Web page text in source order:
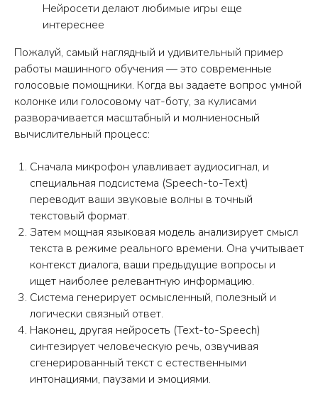
Нейросети делают любимые игры еще
интереснее
Пожалуй, самый наглядный и удивительный пример
работы машинного обучения — это современные
голосовые помощники. Когда вы задаете вопрос умной
колонке или голосовому чат-боту, за кулисами
разворачивается масштабный и молниеносный
вычислительный процесс:
Сначала микрофон улавливает аудиосигнал, и
специальная подсистема (Speech-to-Text)
переводит ваши звуковые волны в точный
текстовый формат.
Затем мощная языковая модель анализирует смысл
текста в режиме реального времени. Она учитывает
контекст диалога, ваши предыдущие вопросы и
ищет наиболее релевантную информацию.
Система генерирует осмысленный, полезный и
логически связный ответ.
Наконец, другая нейросеть (Text-to-Speech)
синтезирует человеческую речь, озвучивая
сгенерированный текст с естественными
интонациями, паузами и эмоциями.